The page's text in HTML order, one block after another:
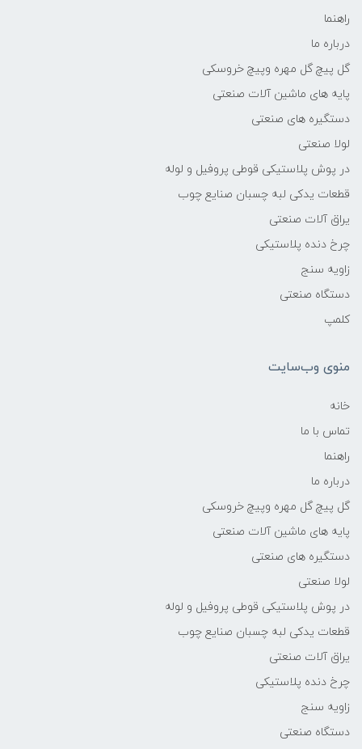
راهنما
درباره ما
گل پیچ گل مهره وپیچ خروسکی
پایه های ماشین آلات صنعتی
دستگیره های صنعتی
لولا صنعتی
در پوش پلاستیکی قوطی پروفیل و لوله
قطعات یدکی لبه چسبان صنایع چوب
یراق آلات صنعتی
چرخ دنده پلاستیکی
زاویه سنج
دستگاه صنعتی
کلمپ
منوی وب‌سایت
خانه
تماس با ما
راهنما
درباره ما
گل پیچ گل مهره وپیچ خروسکی
پایه های ماشین آلات صنعتی
دستگیره های صنعتی
لولا صنعتی
در پوش پلاستیکی قوطی پروفیل و لوله
قطعات یدکی لبه چسبان صنایع چوب
یراق آلات صنعتی
چرخ دنده پلاستیکی
زاویه سنج
دستگاه صنعتی